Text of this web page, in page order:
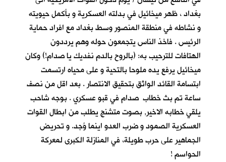
بغداد ، ظهر ميخائيل في بدلته العسكرية و بأكمل حيويته
و نشاطه في منطقة المنصور وسط بغداد مع افراد حماية
الرئيس . فاخذ الناس يتجمعون حوله وهم يرددون
الهتافات للترحيب به: (بالروح بالدم نفديك يا صدام!) وكان
ميخائيل يرفع يده ملوحا بالتحية و على محياه ارتسمت
ابتسامة القائد الواثق بتحقيق الانتصار . بعد اقل من نصف
ساعة تم بث خطاب صدام في قبو عسكري . بوجه شاحب
يلقي خطابه الاخير, بصوت متشنج يطلب من ابطال القوات
العسكرية الصمود و ضرب العدو اينما وُجد. و تحريض
الجماهير على حرب طويلة، في المنازلة الكبرى لمعركة
الحواسم !